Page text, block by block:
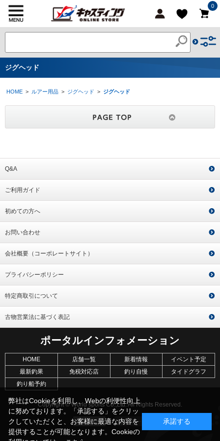
0
ジグヘッド
HOME > ルアー用品 > ジグヘッド > ジグヘッド
Q&A
ご利用ガイド
初めての方へ
お問い合わせ
会社概要（コーポレートサイト）
プライバシーポリシー
特定商取引について
古物営業法に基づく表記
ポータルインフォメーション
HOME 店舗一覧 新着情報
イベント予定
最新釣果
免税対応店 釣り自慢
タイドグラフ
釣り船予約
Copyright © World sports Co.,Ltd. All Rights Reserved.
弊社はCookieを利用し、Webの利便性向上
に努めております。「承認する」をクリッ
クしていただくと、お客様に最適な内容を
提供することが可能となります。Cookieの
承諾する